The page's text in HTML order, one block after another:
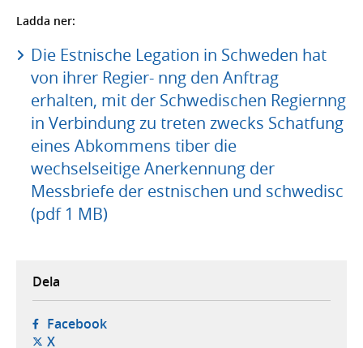
Ladda ner:
Die Estnische Legation in Schweden hat
von ihrer Regier- nng den Anftrag
erhalten, mit der Schwedischen Regiernng
in Verbindung zu treten zwecks Schatfung
eines Abkommens tiber die
wechselseitige Anerkennung der
Messbriefe der estnischen und schwedisc
(pdf 1 MB)
Dela
Facebook- öppnas i ny flik, extern webbplats,
X- öppnas i ny flik, extern webbplats,